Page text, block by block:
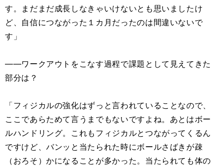
す。まだまだ成長しなきゃいけないとも思いましたけ
ど、自信につながった１カ月だったのは間違いないで
す」
――ワークアウトをこなす過程で課題として見えてきた
部分は？
「フィジカルの強化はずっと言われていることなので、
ここであらためて言うまでもないですよね。あとはボー
ルハンドリング。これもフィジカルとつながってくるん
ですけど、バンッと当たられた時にボールさばきが疎
（おろそ）かになることが多かった。当たられても体の